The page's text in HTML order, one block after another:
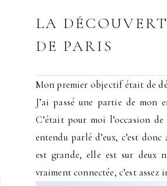
LA
DE PARIS
Mon premier objectif était de
J’ai passé une partie de mon
C’était pour moi l’occasion
entendu parlé d’eux, c’est
est grande, elle est sur deux
vraiment connectée, c’est